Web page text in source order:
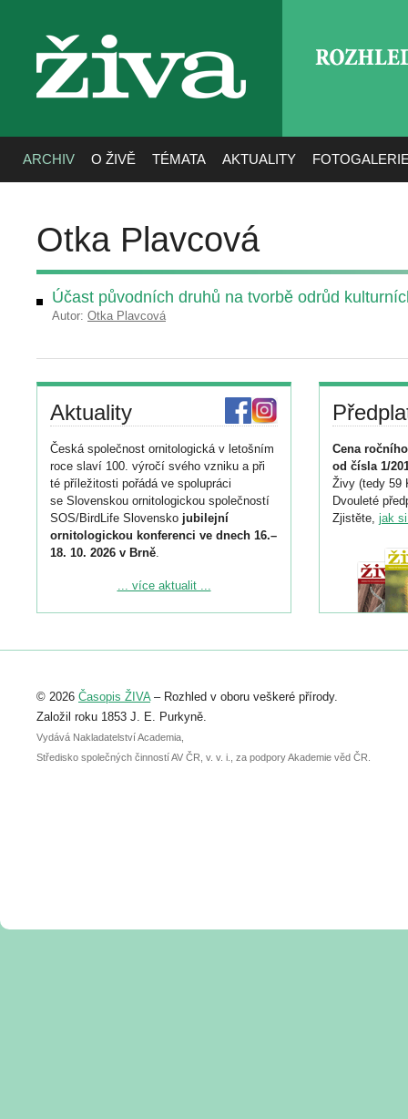
živa
ARCHIV O ŽIVĚ TÉMATA AKTUALITY
Otka Plavcová
Účast původních druhů na tvorbě odrůd
Autor: Otka Plavcová
Aktuality
Česká společnost ornitologická v letošním
roce slaví 100. výročí svého vzniku a při
té příležitosti pořádá ve spolupráci
se Slovenskou ornitologickou společností
SOS/BirdLife Slovensko jubilejní
ornitologickou konferenci ve dnech 16.–
18. 10. 2026 v Brně.
Podrobnější informace ke konferenci
Registrovat se můžete do 6. září.
abstraktu přihlášené přednášky nebo
posteru je už 30. června.
... více aktualit ...
Cena
od čísla 1/
Živy (tedy 59
Dvouleté
Zjistěte, jak
© 2026 Časopis ŽIVA– Rozhled v oboru veškeré přírody.
Založil roku 1853 J. E. Purkyně.
Vydává Nakladatelství Academia,
Středisko společných činností AV ČR, v. v. i., za podpory Akademie věd ČR.